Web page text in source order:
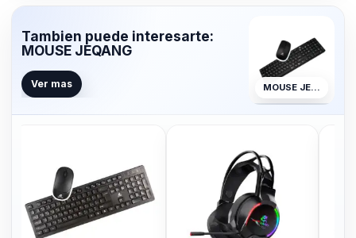
Tambien puede interesarte:
MOUSE JEQANG
Ver mas MOUSE JEQANG